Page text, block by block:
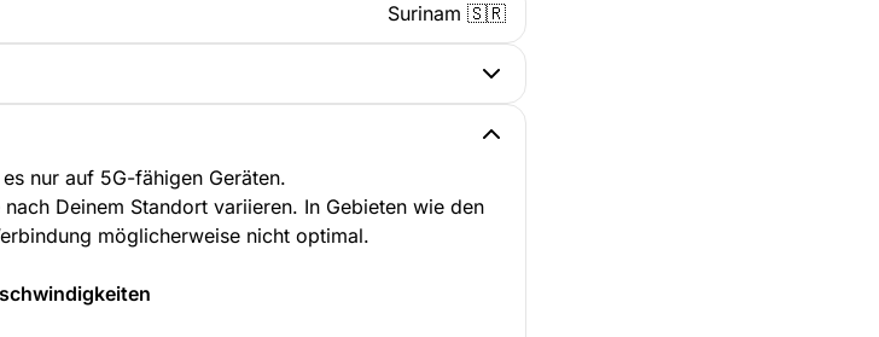
Surinam 🇸🇷
nur auf 5G-fähigen Geräten.
Deinem Standort variieren. In Gebieten wie den
möglicherweise nicht optimal.